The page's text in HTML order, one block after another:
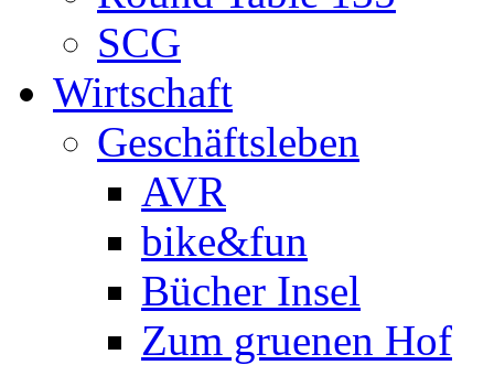
SCG
Wirtschaft
Geschäftsleben
AVR
bike&fun
Bücher Insel
Zum gruenen Hof